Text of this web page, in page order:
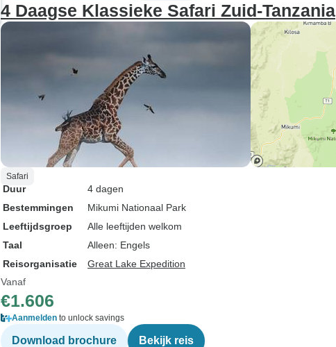
4 Daagse Klassieke Safari Zuid-Tanzania
Safari
Duur
4 dagen
Bestemmingen
Mikumi Nationaal Park
Leeftijdsgroep
Alle leeftijden welkom
Taal
Alleen: Engels
Reisorganisatie
Great Lake Expedition
Vanaf
€1.606
Aanmelden to unlock savings
Download brochure Bekijk reis